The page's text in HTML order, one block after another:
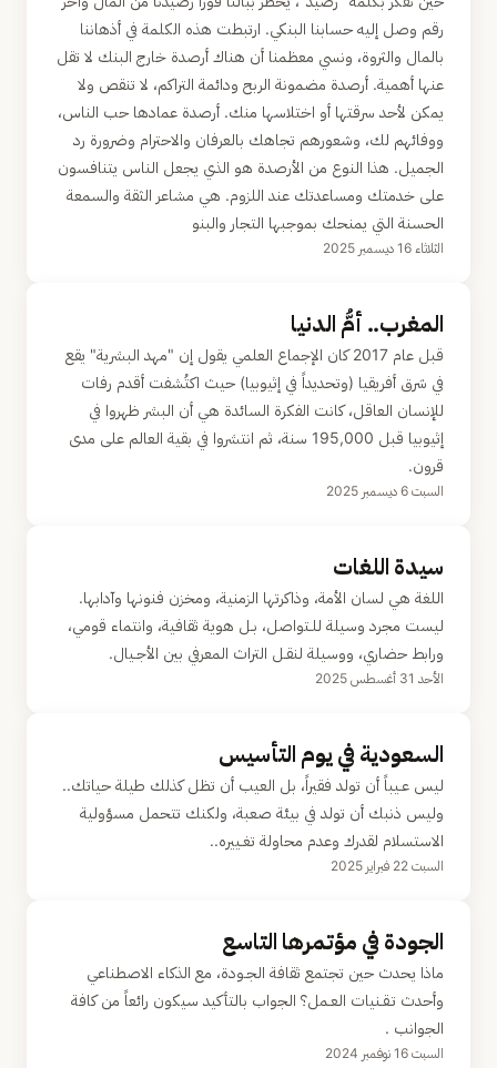
رقم وصل إليه حسابنا البنكي. ارتبطت هذه الكلمة في أذهاننا
بالمال والثروة، ونسي معظمنا أن هناك أرصدة خارج البنك لا تقل
عنها أهمية. أرصدة مضمونة الربح ودائمة التراكم، لا تنقص ولا
يمكن لأحد سرقتها أو اختلاسها منك. أرصدة عمادها حب الناس،
ووفائهم لك، وشعورهم تجاهك بالعرفان والاحترام وضرورة رد
الجميل. هذا النوع من الأرصدة هو الذي يجعل الناس يتنافسون
على خدمتك ومساعدتك عند اللزوم. هي مشاعر الثقة والسمعة
الحسنة التي يمنحك بموجبها التجار والبنو
الثلاثاء 16 ديسمبر 2025
المغرب.. أمُّ الدنيا
قبل عام 2017 كان الإجماع العلمي يقول إن "مهد البشرية" يقع
في شرق أفريقيا (وتحديداً في إثيوبيا) حيث اكتُشفت أقدم رفات
للإنسان العاقل، كانت الفكرة السائدة هي أن البشر ظهروا في
إثيوبيا قبل 195,000 سنة، ثم انتشروا في بقية العالم على مدى
قرون.
السبت 6 ديسمبر 2025
سيدة اللغات
اللغة هي لسان الأمة، وذاكرتها الزمنية، ومخزن فنونها وآدابها.
ليست مجرد وسيلة للـتواصل، بـل هوية ثقافية، وانتماء قومي،
ورابط حضاري، ووسيلة لنقـل التراث المعرفي بين الأجـيال.
الأحد 31 أغسطس 2025
السعودية في يوم التأسيس
ليس عـيباً أن تولد فقيراً، بل العيب أن تظل كذلك طيلة حياتك..
وليس ذنبك أن تولد في بيئة صعبة، ولكنك تتحمل مسؤولية
الاستسلام لقدرك وعدم محاولة تغـييره..
السبت 22 فبراير 2025
الجودة في مؤتمرها التاسع
ماذا يحدث حين تجتمع ثقافة الجـودة، مع الذكاء الاصطناعي
وأحدث تـقـنيات العـمل؟ الجواب بالتأكيد سيكون رائعاً من كافة
الجوانب .
السبت 16 نوفمبر 2024